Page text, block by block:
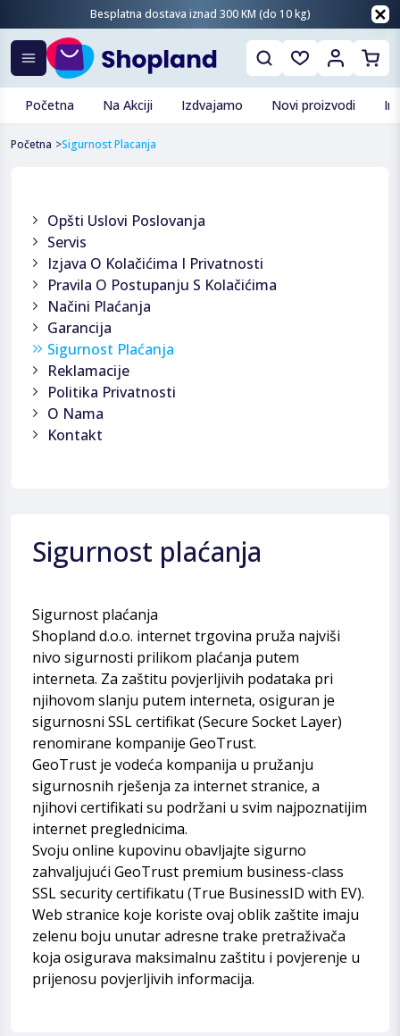
Besplatna dostava iznad 300 KM (do 10 kg)
Početna Na Akciji Izdvajamo Novi proizvodi
Početna >Sigurnost Placanja
Opšti Uslovi Poslovanja
Servis
Izjava O Kolačićima I Privatnosti
Pravila O Postupanju S Kolačićima
Načini Plaćanja
Garancija
Sigurnost Plaćanja
Reklamacije
Politika Privatnosti
O Nama
Kontakt
Sigurnost plaćanja
Sigurnost plaćanja
Shopland d.o.o. internet trgovina pruža najviši
nivo sigurnosti prilikom plaćanja putem
interneta. Za zaštitu povjerljivih podataka pri
njihovom slanju putem interneta, osiguran je
sigurnosni SSL certifikat (Secure Socket Layer)
renomirane kompanije GeoTrust.
GeoTrust je vodeća kompanija u pružanju
sigurnosnih rješenja za internet stranice, a
njihovi certifikati su podržani u svim najpoznatijim
internet preglednicima.
Svoju online kupovinu obavljajte sigurno
zahvaljujući GeoTrust premium business-class
SSL security certifikatu (True BusinessID with EV).
Web stranice koje koriste ovaj oblik zaštite imaju
zelenu boju unutar adresne trake pretraživača
koja osigurava maksimalnu zaštitu i povjerenje u
prijenosu povjerljivih informacija.